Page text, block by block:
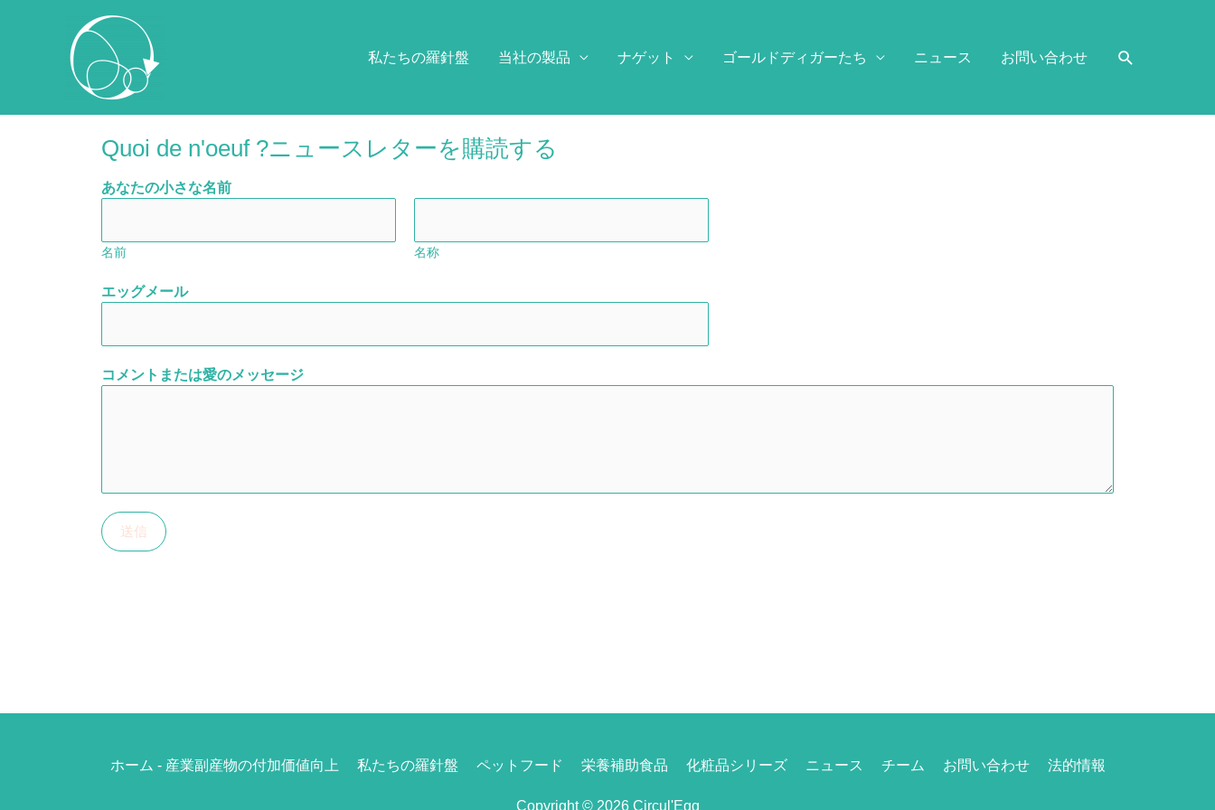
私たちの羅針盤 当社の製品 ナゲット ゴールドディガーたち ニュース お問い合わせ
Quoi de n'oeuf ?ニュースレターを購読する
あなたの小さな名前
名前 名称
エッグメール
コメントまたは愛のメッセージ
送信
ホーム - 産業副産物の付加価値向上 私たちの羅針盤 ペットフード 栄養補助食品 化粧品シリーズ ニュース チーム お問い合わせ 法的情報
Copyright © 2026 Circul'Egg